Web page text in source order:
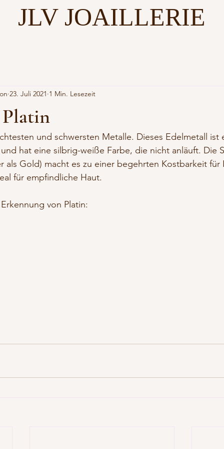
JLV JOAILLERIE
23. Juli 2021 1 Min. Lesezeit
und schwersten Metalle. Dieses Edelmetall
hat eine silbrig-weiße Farbe, die nicht anläuft. Die
als Gold) macht es zu einer begehrten Kostbarkeit für
für empfindliche Haut.
von Platin: